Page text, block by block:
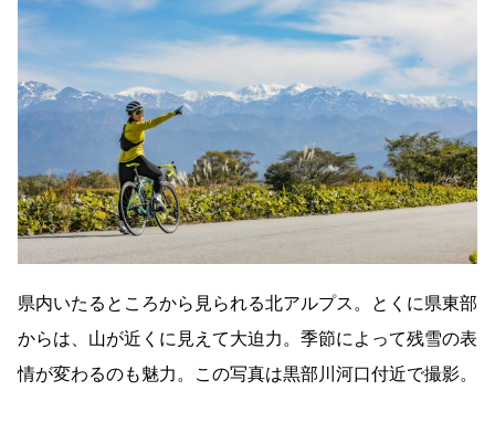
県内いたるところから見られる北アルプス。とくに県東部
からは、山が近くに見えて大迫力。季節によって残雪の表
情が変わるのも魅力。この写真は黒部川河口付近で撮影。